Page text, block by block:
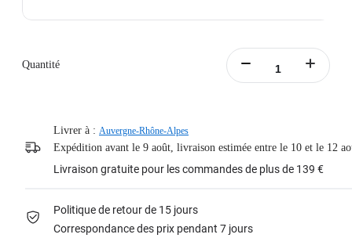
Boîtier de batterie portable inclus.
Quantité
Livrer à : Auvergne-Rhône-Alpes
Expédition avant le 9 août, livraison estimée entre le 10 et le 12
Livraison gratuite pour les commandes de plus de 139 €
Politique de retour de 15 jours
Correspondance des prix pendant 7 jours